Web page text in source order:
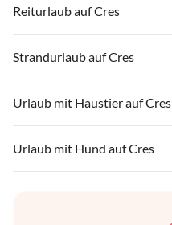
Reiturlaub auf Cres
Strandurlaub auf Cres
Urlaub mit Haustier auf Cres
Urlaub mit Hund auf Cres